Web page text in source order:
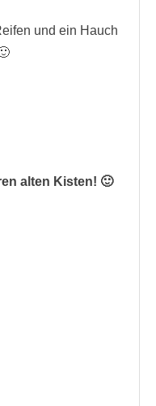
und ein Hauch
alten Kisten! 🙂